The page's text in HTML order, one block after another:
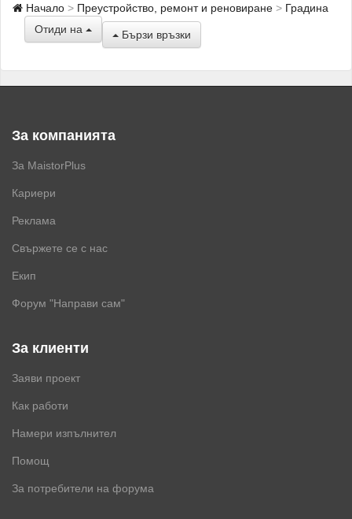
Начало Преустройство, ремонт и реновиране
Градина
Отиди на
Бързи връзки
За компанията
За MaistorPlus
Кариери
Реклама
Свържете се с нас
Екип
Форум "Направи сам"
За клиенти
Заяви проект
Как работи
Намери изпълнител
Помощ
За потребители на форума